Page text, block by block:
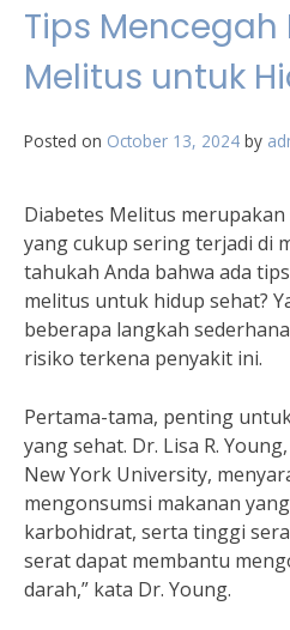
Tips
Melitus untuk
Posted on October 13, 2024 by
Diabetes Melitus
yang cukup sering terjadi di
tahukah Anda bahwa ada
melitus untuk hidup sehat?
beberapa langkah
risiko terkena penyakit ini.
Pertama-tama, penting
yang sehat. Dr. Lisa R.
New York University,
mengonsumsi makanan
karbohidrat, serta tinggi
serat dapat membantu
darah,” kata Dr. Young.